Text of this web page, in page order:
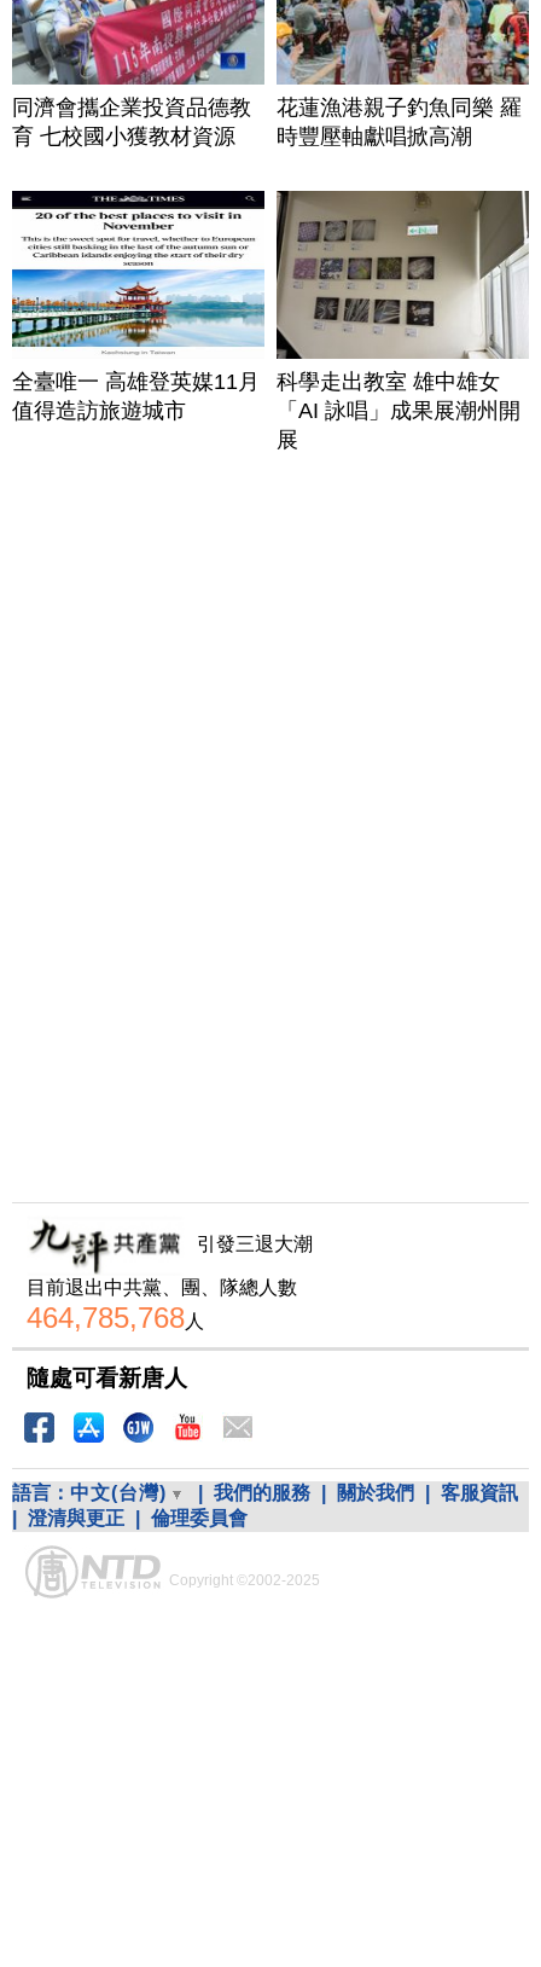
同濟會攜企業投資品德教
育 七校國小獲教材資源
花蓮漁港親子釣魚同樂 羅
時豐壓軸獻唱掀高潮
全臺唯一 高雄登英媒11月
值得造訪旅遊城市
科學走出教室 雄中雄女
「AI 詠唱」成果展潮州開
展
引發三退大潮
目前退出中共黨、團、隊總人數
464,785,768人
隨處可看新唐人
語言： 中文(台灣) 我們的服務 關於我們
客服資訊
澄清與更正 倫理委員會
Copyright ©2002-2025